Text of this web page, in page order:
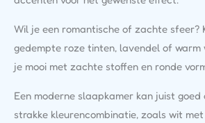
Wil je een romantische of zachte sfeer?
gedempte roze tinten, lavendel of warm
je mooi met zachte stoffen en ronde
Een moderne slaapkamer kan juist goed
strakke kleurencombinatie, zoals wit